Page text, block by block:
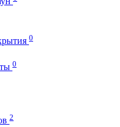
0
0
2